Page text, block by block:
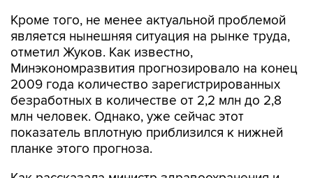
Кроме того, не менее актуальной проблемой
является нынешняя ситуация на рынке труда,
отметил Жуков. Как известно,
Минэкономразвития прогнозировало на конец
2009 года количество зарегистрированных
безработных в количестве от 2,2 млн до 2,8
млн человек. Однако, уже сейчас этот
показатель вплотную приблизился к нижней
планке этого прогноза.